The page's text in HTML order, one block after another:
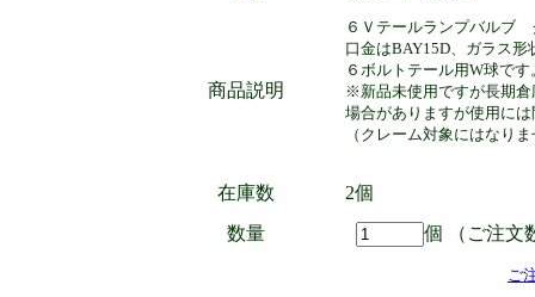
商品説明
６Ｖテールランプバル
口金はBAY15D、ガラス形
６ボルトテール用W球です
※新品未使用ですが長期
場合がありますが使用に
（クレーム対象にはなり
在庫数
2個
数量
個 （ご注文
ご